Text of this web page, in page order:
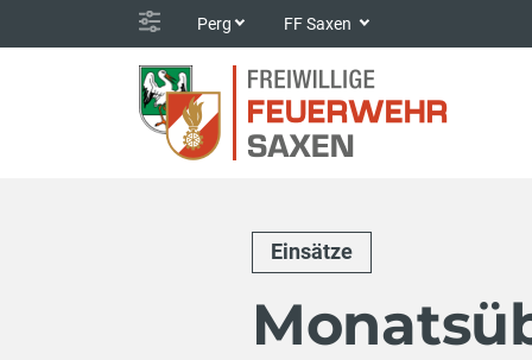
Perg FF Saxen
Einsätze